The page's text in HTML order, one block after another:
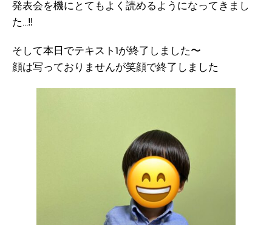
発表会を機にとてもよく読めるようになってきまし
た…‼︎
そして本日でテキスト1が終了しました〜
顔は写っておりませんが笑顔で終了しました